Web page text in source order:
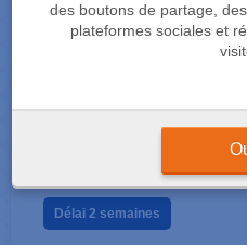
des boutons de partage,
plateformes sociales et
Exaclear 2 x 51
Délai 2 semaines